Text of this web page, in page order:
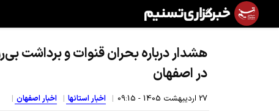
هشدار درباره بحران قنوات و برداشت
در اصفهان
27 ارديبهشت 1405 - 09:15 اخبار استانها اخبار اصفهان